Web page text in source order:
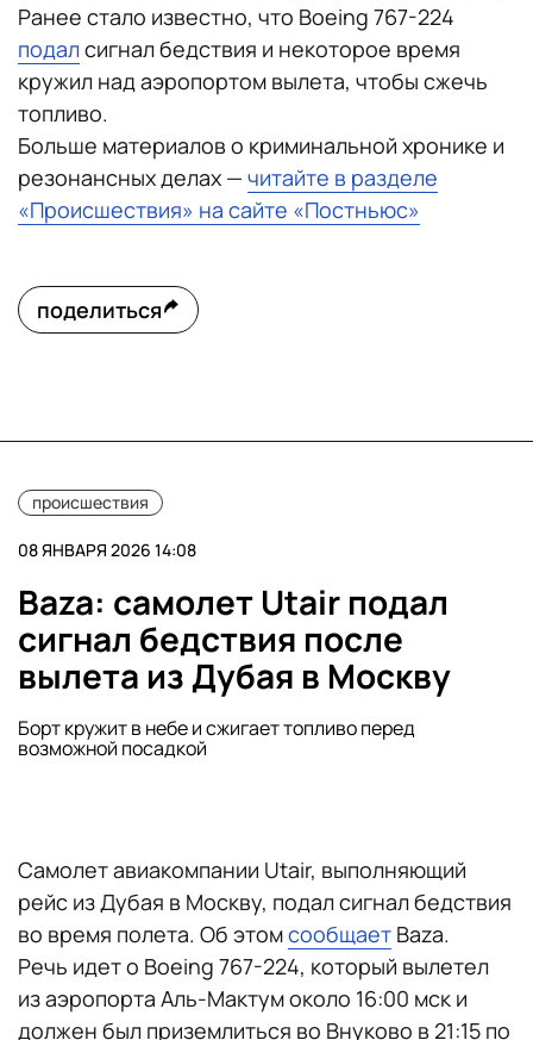
Ранее стало известно, что Boeing 767-224
подалсигнал бедствия и некоторое время
кружил над аэропортом вылета, чтобы сжечь
топливо.
Больше материалов о криминальной хронике и
резонансных делах — читайте в разделе
«Происшествия» на сайте «Постньюс»
поделиться
происшествия
08 ЯНВАРЯ 2026 14:08
Baza: самолет Utair подал
сигнал бедствия после
вылета из Дубая в Москву
Борт кружит в небе и сжигает топливо перед
возможной посадкой
Самолет авиакомпании Utair, выполняющий
рейс из Дубая в Москву, подал сигнал бедствия
во время полета. Об этомсообщает Baza.
Речь идет о Boeing 767-224, который вылетел
из аэропорта Аль-Мактум около 16:00 мск и
должен был приземлиться во Внуково в 21:15 по